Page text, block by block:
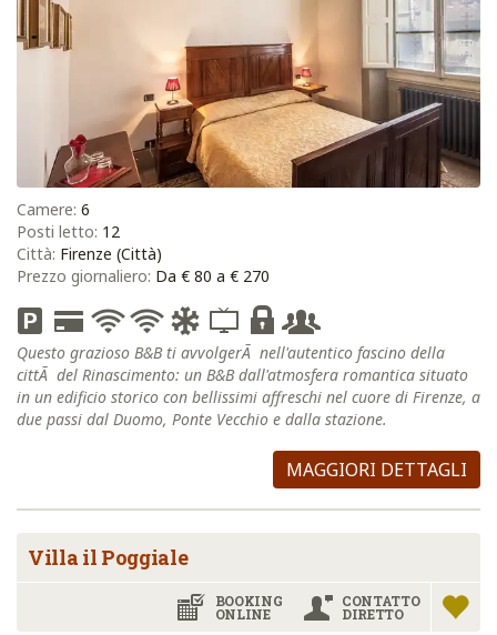
Camere: 6
Posti letto: 12
Città: Firenze (Città)
Prezzo giornaliero: Da € 80 a € 270
Questo grazioso B&B ti avvolgerÃ nell'autentico fascino della
cittÃ del Rinascimento: un B&B dall'atmosfera romantica situato
in un edificio storico con bellissimi affreschi nel cuore di Firenze, a
due passi dal Duomo, Ponte Vecchio e dalla stazione.
MAGGIORI DETTAGLI
Villa il Poggiale
CONTATTO
DIRETTO
BOOKING
ONLINE